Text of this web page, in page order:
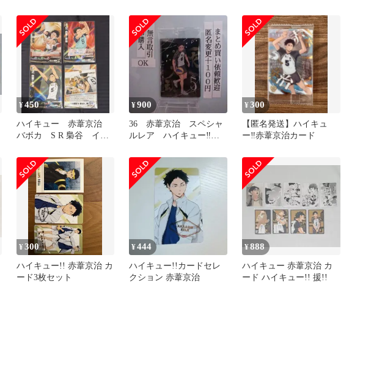
り
¥450
ハイキュー 赤葦京治
バボカ S R 梟谷 イベ
¥900
36 赤葦京治 スペシャ
ルレア ハイキュー‼
最新
¥300
【匿名発送】ハイキュ
ー‼︎赤葦京治カード
¥300
ハイキュー!! 赤葦京治 カ
ード3枚セット
¥444
ハイキュー!!カードセレ
クション 赤葦京治
¥888
ハイキュー 赤葦京治 カ
ード ハイキュー!! 援!!